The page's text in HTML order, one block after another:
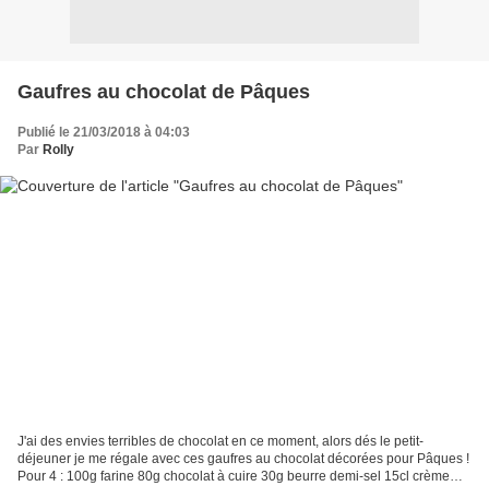
Gaufres au chocolat de Pâques
Publié le 21/03/2018 à 04:03
Par Rolly
J'ai des envies terribles de chocolat en ce moment, alors dés le petit-
déjeuner je me régale avec ces gaufres au chocolat décorées pour Pâques !
Pour 4 : 100g farine 80g chocolat à cuire 30g beurre demi-sel 15cl crème